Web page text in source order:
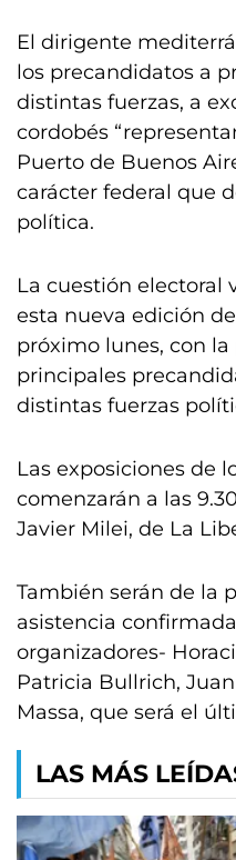
El dirigente
los precandidatos a
distintas fuerzas, a
cordobés
Puerto de Buenos
carácter federal que
política.
La cuestión electoral
esta nueva edición
próximo lunes, con
principales
distintas fuerzas
Las exposiciones de
comenzarán a las
Javier Milei, de La
También serán de la
asistencia
organizadores-
Patricia Bullrich,
Massa, que será el
LAS MÁS